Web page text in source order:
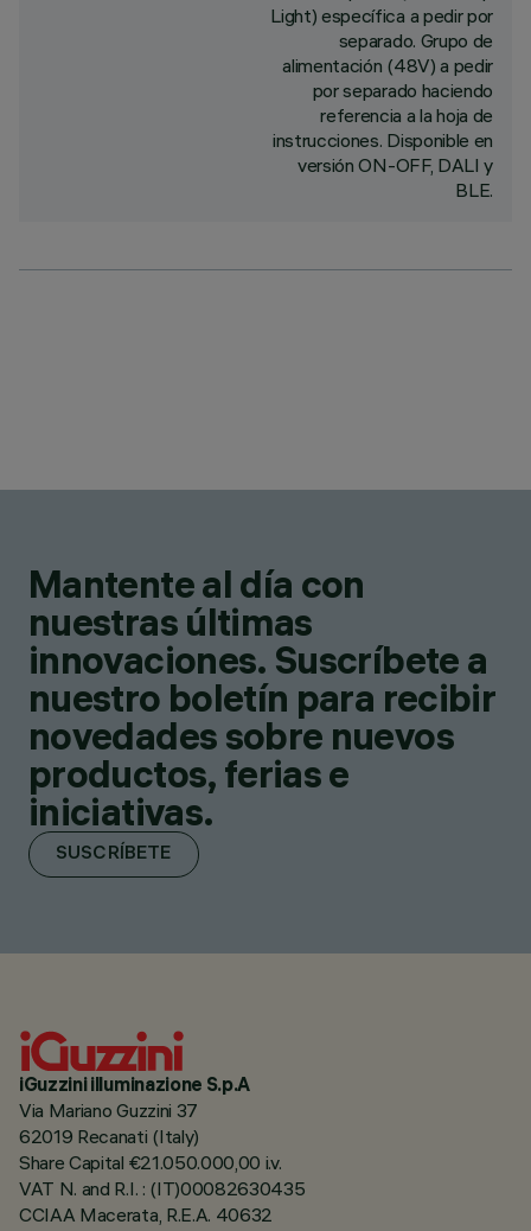
Light) específica a pedir por
separado. Grupo de
alimentación (48V) a pedir
por separado haciendo
referencia a la hoja de
instrucciones. Disponible en
versión ON-OFF, DALI y
BLE.
Mantente al día con
nuestras últimas
innovaciones. Suscríbete a
nuestro boletín para recibir
novedades sobre nuevos
productos, ferias e
iniciativas.
SUSCRÍBETE
iGuzzini illuminazione S.p.A
Via Mariano Guzzini 37
62019 Recanati (Italy)
Share Capital €21.050.000,00 i.v.
VAT N. and R.I. : (IT)00082630435
CCIAA Macerata, R.E.A. 40632